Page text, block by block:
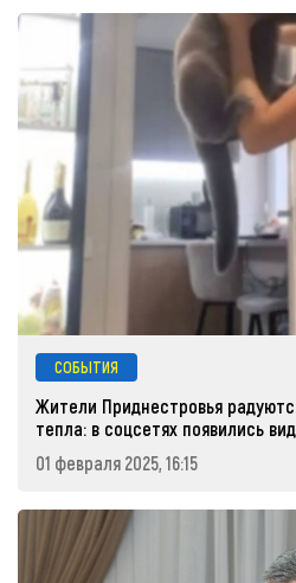
СОБЫТИЯ
Жители Приднестровья
тепла: в соцсетях появились
01 февраля 2025, 16:15